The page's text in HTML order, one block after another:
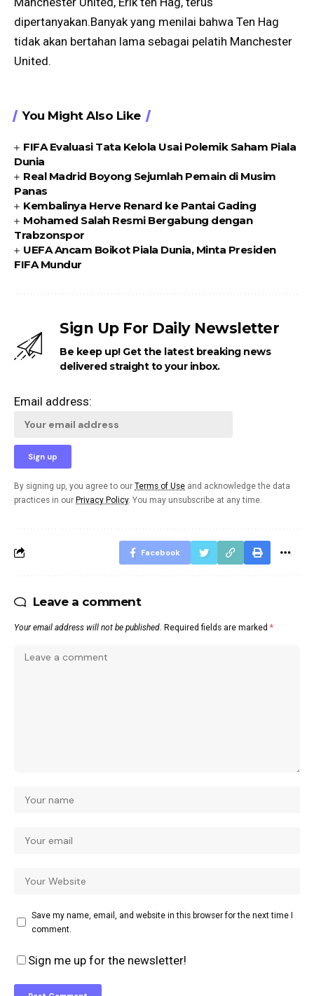
dipertanyakan.Banyak yang menilai bahwa Ten Hag
tidak akan bertahan lama sebagai pelatih Manchester
United.
You Might Also Like
FIFA Evaluasi Tata Kelola Usai Polemik Saham Piala
Dunia
Real Madrid Boyong Sejumlah Pemain di Musim
Panas
Kembalinya Herve Renard ke Pantai Gading
Mohamed Salah Resmi Bergabung dengan
Trabzonspor
UEFA Ancam Boikot Piala Dunia, Minta Presiden
FIFA Mundur
Sign Up For Daily Newsletter
Be keep up! Get the latest breaking news
delivered straight to your inbox.
Email address:
By signing up, you agree to our Terms of Use and acknowledge the data
practices in our Privacy Policy. You may unsubscribe at any time.
Facebook
Leave a comment
Your email address will not be published. Required fields are marked *
Save my name, email, and website in this browser for the next time I
comment.
Sign me up for the newsletter!